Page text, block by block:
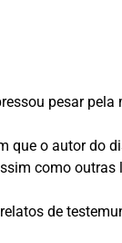
pesar pela
que o autor do
como outras
de